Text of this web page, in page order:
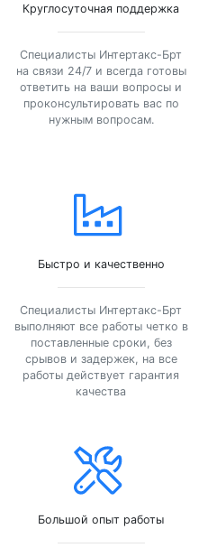
Круглосуточная поддержка
Специалисты Интертакс-Брт
на связи 24/7 и всегда готовы
ответить на ваши вопросы и
проконсультировать вас по
нужным вопросам.
Быстро и качественно
Специалисты Интертакс-Брт
выполняют все работы четко в
поставленные сроки, без
срывов и задержек, на все
работы действует гарантия
качества
Большой опыт работы